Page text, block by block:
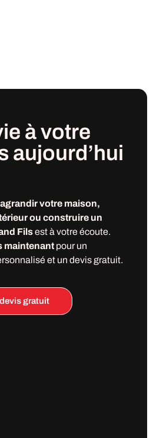
à votre
aujourd’hui
agrandir votre maison,
ou construire un
Filsest à votre écoute.
maintenant pour un
et un devis gratuit.
gratuit